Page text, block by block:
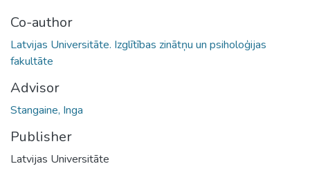
Co-author
Latvijas Universitāte. Izglītības zinātņu un psiholoģijas
fakultāte
Advisor
Stangaine, Inga
Publisher
Latvijas Universitāte